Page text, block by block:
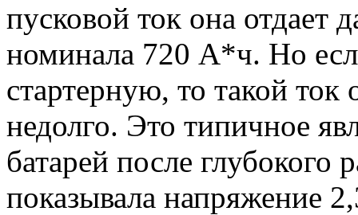
пусковой ток она
номинала 720 А*ч. Но
стартерную, то такой ток
недолго. Это типичное
батарей после глубокого
показывала напряжение